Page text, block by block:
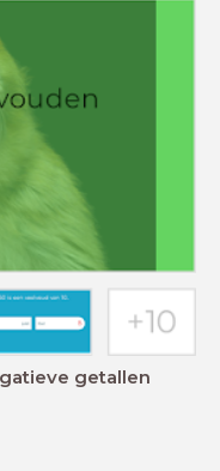
getallen